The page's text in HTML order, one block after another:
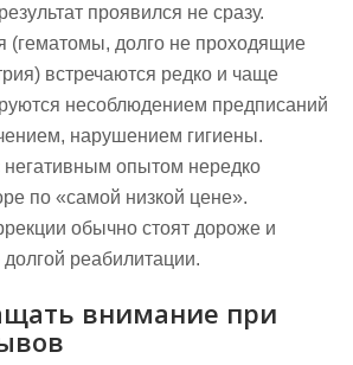
проявился не сразу.
(гематомы, долго не проходящие
встречаются редко и чаще
несоблюдением предписаний
нарушением гигиены.
опытом нередко
по «самой низкой цене».
обычно стоят дороже и
реабилитации.
внимание при